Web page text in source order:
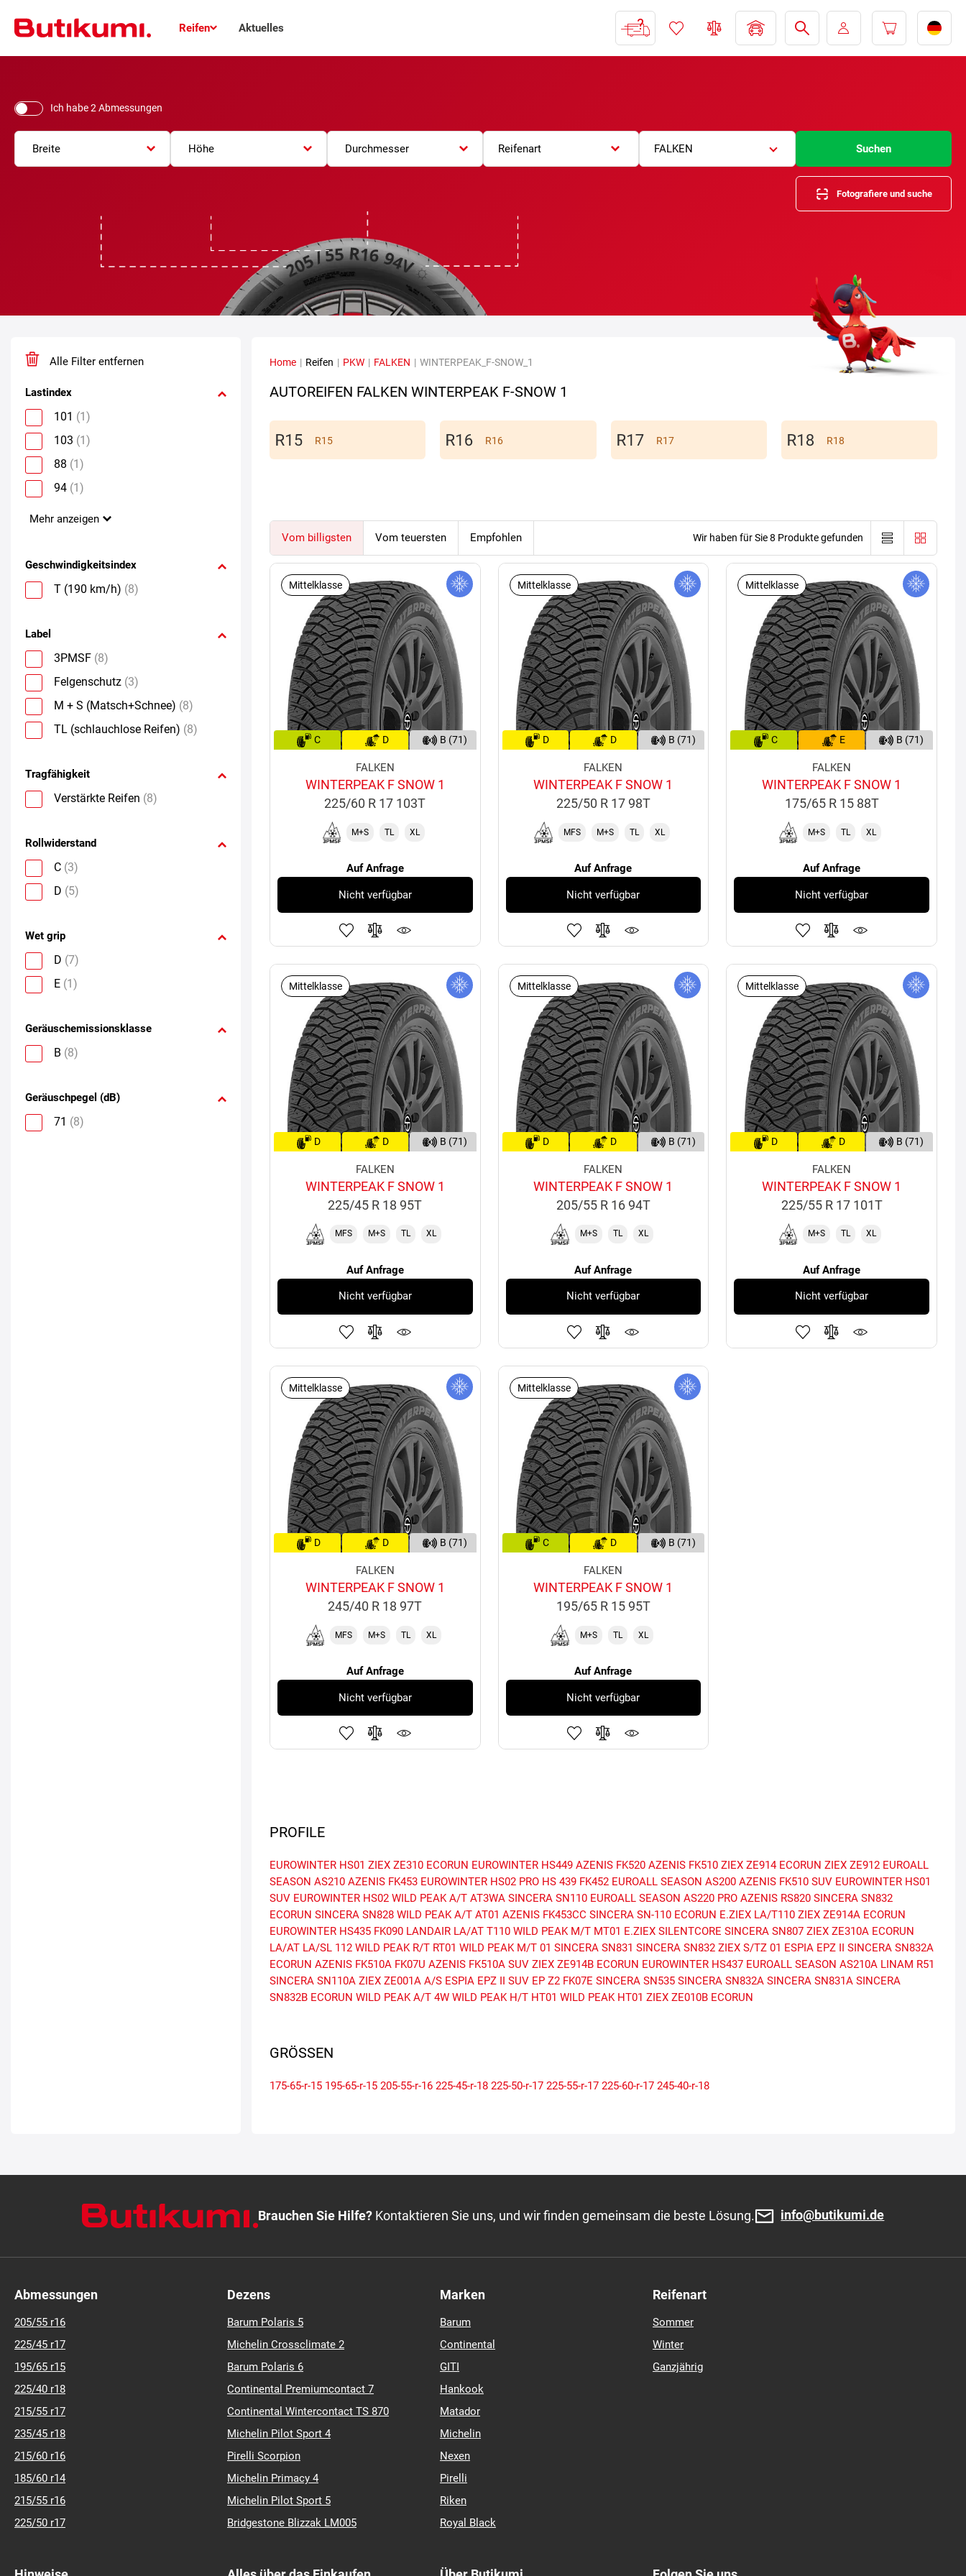
Reifen Aktuelles
Ich habe 2 Abmessungen
Breite Höhe Durchmesser Reifenart FALKEN Suchen
Fotografiere und suche
Alle Filter entfernen
Lastindex
101 (1)
103 (1)
88 (1)
94 (1)
Mehr anzeigen
Geschwindigkeitsindex
T (190 km/h) (8)
Label
3PMSF (8)
Felgenschutz (3)
M + S (Matsch+Schnee) (8)
TL (schlauchlose Reifen) (8)
Tragfähigkeit
Verstärkte Reifen (8)
Rollwiderstand
C (3)
D (5)
Wet grip
D (7)
E (1)
Geräuschemissionsklasse
B (8)
Geräuschpegel (dB)
71 (8)
Home | Reifen | PKW | FALKEN | WINTERPEAK_F-SNOW_1
AUTOREIFEN FALKEN WINTERPEAK F-SNOW 1
R15 R16 R17 R18
Vom billigsten Vom teuersten Empfohlen Wir haben für Sie 8 Produkte gefunden
Mittelklasse
C D B (71)
FALKEN
WINTERPEAK F SNOW 1
225/60 R 17 103T
M+S TL XL
Auf Anfrage
Nicht verfügbar
Mittelklasse
D D B (71)
FALKEN
WINTERPEAK F SNOW 1
225/50 R 17 98T
MFS M+S TL XL
Auf Anfrage
Nicht verfügbar
Mittelklasse
C E B (71)
FALKEN
WINTERPEAK F SNOW 1
175/65 R 15 88T
M+S TL XL
Auf Anfrage
Nicht verfügbar
Mittelklasse
D D B (71)
FALKEN
WINTERPEAK F SNOW 1
225/45 R 18 95T
MFS M+S TL XL
Auf Anfrage
Nicht verfügbar
Mittelklasse
D D B (71)
FALKEN
WINTERPEAK F SNOW 1
205/55 R 16 94T
M+S TL XL
Auf Anfrage
Nicht verfügbar
Mittelklasse
D D B (71)
FALKEN
WINTERPEAK F SNOW 1
225/55 R 17 101T
M+S TL XL
Auf Anfrage
Nicht verfügbar
Mittelklasse
D D B (71)
FALKEN
WINTERPEAK F SNOW 1
245/40 R 18 97T
MFS M+S TL XL
Auf Anfrage
Nicht verfügbar
Mittelklasse
C D B (71)
FALKEN
WINTERPEAK F SNOW 1
195/65 R 15 95T
M+S TL XL
Auf Anfrage
Nicht verfügbar
PROFILE
EUROWINTER HS01 ZIEX ZE310 ECORUN EUROWINTER HS449 AZENIS FK520 AZENIS FK510 ZIEX ZE914 ECORUN ZIEX ZE912 EUROALL
SEASON AS210 AZENIS FK453 EUROWINTER HS02 PRO HS 439 FK452 EUROALL SEASON AS200 AZENIS FK510 SUV EUROWINTER HS01
SUV EUROWINTER HS02 WILD PEAK A/T AT3WA SINCERA SN110 EUROALL SEASON AS220 PRO AZENIS RS820 SINCERA SN832
ECORUN SINCERA SN828 WILD PEAK A/T AT01 AZENIS FK453CC SINCERA SN-110 ECORUN E.ZIEX LA/T110 ZIEX ZE914A ECORUN
EUROWINTER HS435 FK090 LANDAIR LA/AT T110 WILD PEAK M/T MT01 E.ZIEX SILENTCORE SINCERA SN807 ZIEX ZE310A ECORUN
LA/AT LA/SL 112 WILD PEAK R/T RT01 WILD PEAK M/T 01 SINCERA SN831 SINCERA SN832 ZIEX S/TZ 01 ESPIA EPZ II
SINCERA SN832A
ECORUN AZENIS FK510A FK07U AZENIS FK510A SUV ZIEX ZE914B ECORUN EUROWINTER HS437 EUROALL SEASON AS210A LINAM R51
SINCERA SN110A ZIEX ZE001A A/S ESPIA EPZ II SUV EP Z2 FK07E SINCERA SN535 SINCERA SN832A SINCERA SN831A SINCERA
SN832B ECORUN WILD PEAK A/T 4W WILD PEAK H/T HT01 WILD PEAK HT01 ZIEX ZE010B ECORUN
GRÖSSEN
175-65-r-15 195-65-r-15 205-55-r-16 225-45-r-18 225-50-r-17 225-55-r-17 225-60-r-17 245-40-r-18
Brauchen Sie Hilfe? Kontaktieren Sie uns, und wir finden gemeinsam die beste Lösung. info@butikumi.de
Abmessungen
205/55 r16
225/45 r17
195/65 r15
225/40 r18
215/55 r17
235/45 r18
215/60 r16
185/60 r14
215/55 r16
225/50 r17
Dezens
Barum Polaris 5
Michelin Crossclimate 2
Barum Polaris 6
Continental Premiumcontact 7
Continental Wintercontact TS 870
Michelin Pilot Sport 4
Pirelli Scorpion
Michelin Primacy 4
Michelin Pilot Sport 5
Bridgestone Blizzak LM005
Marken
Barum
Continental
GITI
Hankook
Matador
Michelin
Nexen
Pirelli
Riken
Royal Black
Reifenart
Sommer
Winter
Ganzjährig